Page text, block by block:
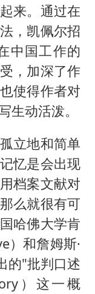
来。通过在
，凯佩尔招
中国工作的
，加深了作
使得作者对
生动活泼。
立地和简单
忆是会出现
档案文献对
么就很有可
哈佛大学肯
）和詹姆斯·
的"批判口述
）这一概